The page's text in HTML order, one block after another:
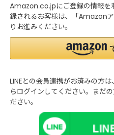
Amazon.co.jpにご登録の情報を
録されるお客様は、「Amazon
りお進みください。
LINEとの会員連携がお済みの方
らログインしてください。まだの
ださい。